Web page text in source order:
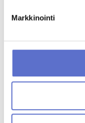
Markkinointi
Vahinkonumero
Tarvitsen sijaisauton